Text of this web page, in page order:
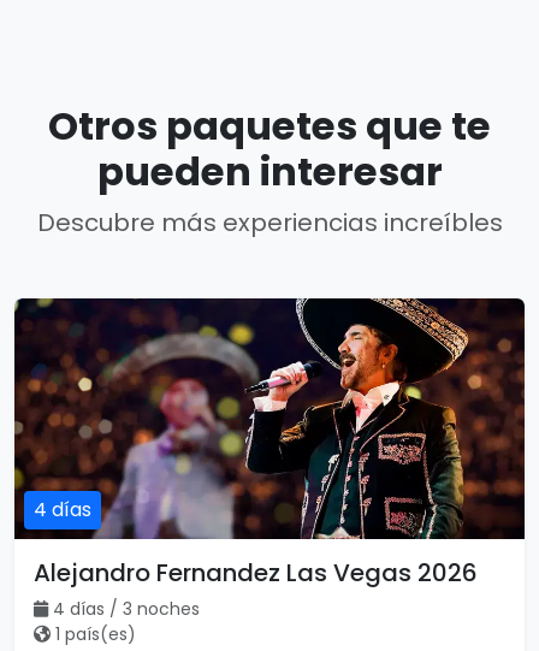
Otros paquetes que te
pueden interesar
Descubre más experiencias increíbles
4 días
Alejandro Fernandez Las Vegas 2026
4 días / 3 noches
1 país(es)